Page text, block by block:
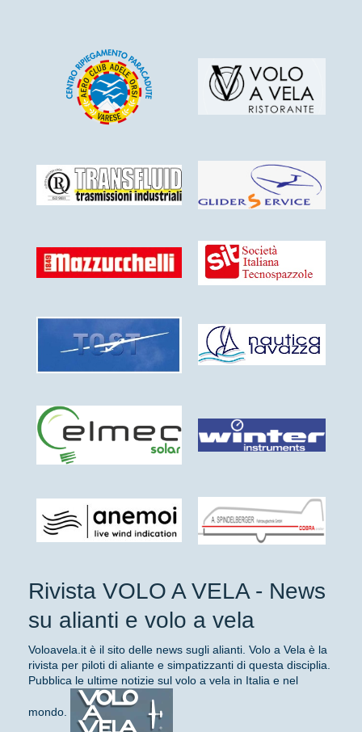
Rivista VOLO A VELA - News
su alianti e volo a vela
Voloavela.it è il sito delle news sugli alianti. Volo a Vela è la
rivista per piloti di aliante e simpatizzanti di questa disciplia.
Pubblica le ultime notizie sul volo a vela in Italia e nel
mondo.